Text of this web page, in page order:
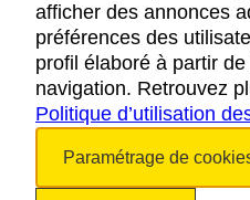
RÈGLES DE
afficher des annonces
préférences des
profil élaboré à partir
navigation. Retrouvez
Politique d’utilisation
Paramétrage de